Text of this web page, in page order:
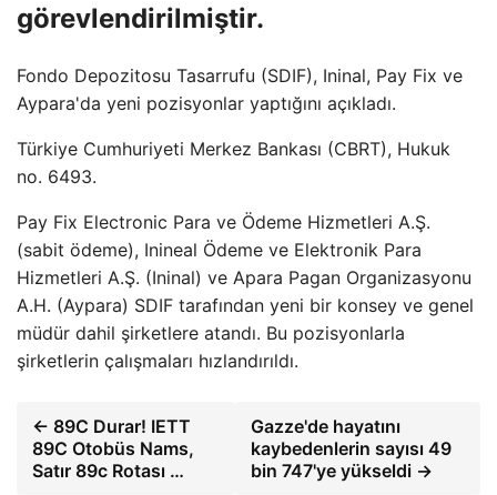
görevlendirilmiştir.
Fondo Depozitosu Tasarrufu (SDIF), Ininal, Pay Fix ve
Aypara'da yeni pozisyonlar yaptığını açıkladı.
Türkiye Cumhuriyeti Merkez Bankası (CBRT), Hukuk
no. 6493.
Pay Fix Electronic Para ve Ödeme Hizmetleri A.Ş.
(sabit ödeme), Inineal Ödeme ve Elektronik Para
Hizmetleri A.Ş. (Ininal) ve Apara Pagan Organizasyonu
A.H. (Aypara) SDIF tarafından yeni bir konsey ve genel
müdür dahil şirketlere atandı. Bu pozisyonlarla
şirketlerin çalışmaları hızlandırıldı.
← 89C Durar! IETT
89C Otobüs Nams,
Satır 89c Rotası …
Gazze'de hayatını
kaybedenlerin sayısı 49
bin 747'ye yükseldi →